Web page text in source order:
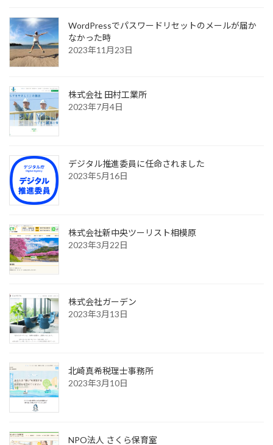
WordPressでパスワードリセットのメールが届か
なかった時
2023年11月23日
株式会社 田村工業所
2023年7月4日
デジタル推進委員に任命されました
2023年5月16日
株式会社新中央ツーリスト相模原
2023年3月22日
株式会社ガーデン
2023年3月13日
北崎真希税理士事務所
2023年3月10日
NPO法人 さくら保育室